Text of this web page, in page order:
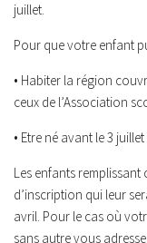
juillet.
Pour que votre enfant
• Habiter la région
ceux de l’Association
• Etre né avant le 3 juillet
Les enfants
d’inscription qui leur
avril. Pour le cas où
sans autre vous